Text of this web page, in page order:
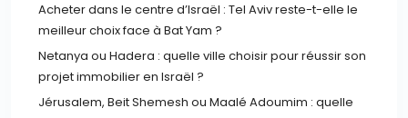
Acheter dans le centre d’Israël : Tel Aviv reste-t-elle le
meilleur choix face à Bat Yam ?
Netanya ou Hadera : quelle ville choisir pour réussir son
projet immobilier en Israël ?
Jérusalem, Beit Shemesh ou Maalé Adoumim : quelle